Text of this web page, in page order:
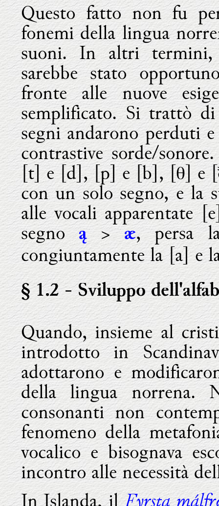
Questo fatto non fu
fonemi della lingua
suoni. In altri
sarebbe stato
fronte alle nuove
semplificato. Si trattò
segni andarono perduti
contrastive sorde/
[t] e [d], [p] e [b], [θ] e
con un solo segno, e la
alle vocali
segnoą>æ, persa
congiuntamente la [a] e
§ 1.2 - Sviluppo
Quando, insieme al
introdotto in
adottarono e
della lingua norrena.
consonanti non
fenomeno della
vocalico e bisognava
incontro alle necessità
In Islanda, ilFyrsta málfr